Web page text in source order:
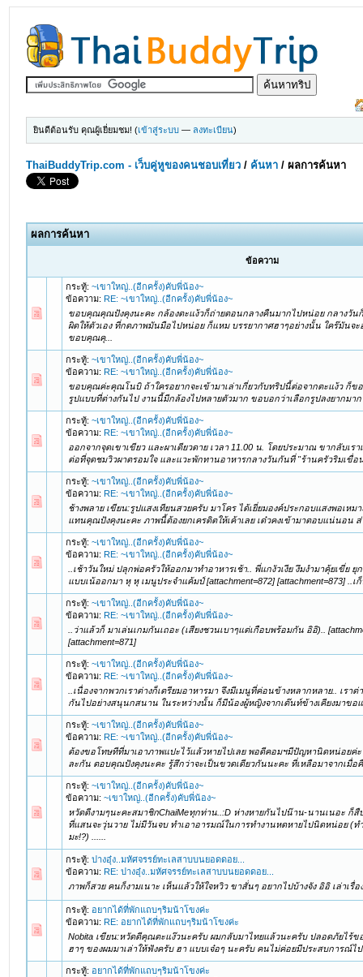
ยินดีต้อนรับ คุณผู้เยี่ยมชม! (เข้าสู่ระบบ — ลงทะเบียน)
ThaiBuddyTrip.com - เว็บคู่หูของคนชอบเที่ยว / ค้นหา /ผลการค้นหา
ผลการค้นหา
ข้อความ
กระทู้:~เขาใหญ่..(อีกครั้ง)คับพี่น้อง~
ข้อความ:RE: ~เขาใหญ่..(อีกครั้ง)คับพี่น้อง~
ขอบคุณคุณปังคุงนะคะ กล้องตะแง้วก็ถ่ายตอนกลางคืนมากไปหน่อย กลางวัน
ผิดให้ตัวเอง ที่กดภาพมันมือไปหน่อย ก็แหม บรรยากาศฮาๆอย่างนั้น ใคร๊มันจะ
ขอบคุณคุ...
กระทู้:~เขาใหญ่..(อีกครั้ง)คับพี่น้อง~
ข้อความ:RE: ~เขาใหญ่..(อีกครั้ง)คับพี่น้อง~
ขอบคุณค่ะคุณโนบิ ถ้าใครอยากจะเข้ามาเล่าเกี่ยวกับทริปนี้ต่อจากตะแง้ว ก็ข
รูปแบบที่ต่างกันไป งานนี้มีกล้องไปหลายตัวมาก ขอบอกว่าเลือกรูปลงยากมาก
กระทู้:~เขาใหญ่..(อีกครั้ง)คับพี่น้อง~
ข้อความ:RE: ~เขาใหญ่..(อีกครั้ง)คับพี่น้อง~
ออกจากจุดเขาเขียว และผาเดียวดาย เวลา 11.00 น. โดยประมาณ ขากลับเรา
ต่อที่จุดชมวิวผาตรอมใจ และแวะพักทานอาหารกลางวันกันที่ "ร้านครัวริมเขื่อ
กระทู้:~เขาใหญ่..(อีกครั้ง)คับพี่น้อง~
ข้อความ:RE: ~เขาใหญ่..(อีกครั้ง)คับพี่น้อง~
ช้างพลาย เขียน:รูปแสงเทียนสวยครับ มาโคร ได้เยี่ยมองค์ประกอบแสงพอเห
แทนคุณปังคุงนะคะ ภาพนี้ต้องยกเครดิตให้เค้าเลย เด๋วคงเข้ามาตอบแน่นอน
กระทู้:~เขาใหญ่..(อีกครั้ง)คับพี่น้อง~
ข้อความ:RE: ~เขาใหญ่..(อีกครั้ง)คับพี่น้อง~
..เช้าวันใหม่ ปลุกพ่อครัวให้ออกมาทำอาหารเช้า.. พี่แกงัวเงีย งึมงำมาคุ้ยเขี่ย
แบบเน้ออกมา หุ หุ เมนูประจำแค้มป์ [attachment=872] [attachment=873] ..เ
กระทู้:~เขาใหญ่..(อีกครั้ง)คับพี่น้อง~
ข้อความ:RE: ~เขาใหญ่..(อีกครั้ง)คับพี่น้อง~
..ว่าแล้วก็ มาเล่นเกมกันเถอะ (เสียงชวนเบาๆแต่เกือบพร้อมกัน อิอิ)..
[attachment=871]
กระทู้:~เขาใหญ่..(อีกครั้ง)คับพี่น้อง~
ข้อความ:RE: ~เขาใหญ่..(อีกครั้ง)คับพี่น้อง~
..เนื่องจากพวกเราต่างก็เตรียมอาหารมา จึงมีเมนูที่ค่อนข้างหลากหลาย.. เร
กันไปอย่างสนุนกสนาน ในระหว่างนั้น ก็มีน้องผู้หญิงจากเต๊นท์ข้างเคียงมาขอ
กระทู้:~เขาใหญ่..(อีกครั้ง)คับพี่น้อง~
ข้อความ:RE: ~เขาใหญ่..(อีกครั้ง)คับพี่น้อง~
ต้องขอโทษทีที่มาเอาภาพแปะไว้แล้วหายไปเลย พอดีคอมฯมีปัญหานิดหน่อยค่ะ
ละกัน ตอบคุณปังคุงนะคะ รู้สึกว่าจะเป็นขวดเดียวกันนะคะ ที่เหลือมาจากเมื่อ
กระทู้:~เขาใหญ่..(อีกครั้ง)คับพี่น้อง~
ข้อความ:~เขาใหญ่..(อีกครั้ง)คับพี่น้อง~
หวัดดีงามๆนะคะสมาชิกChaiMeทุกท่าน..:D ห่างหายกันไปน๊าน-นานเนอะ ก็สื
ที่แสนจะวุ่นวาย ไม่มีวันจบ ทำเอาอารมณ์ในการทำงานหดหายไปนิดหน่อย (
มะ!?) ......
กระทู้:ปางอุ๋ง..มหัศจรรย์ทะเลสาบบนยอดดอย...
ข้อความ:RE: ปางอุ๋ง..มหัศจรรย์ทะเลสาบบนยอดดอย...
ภาพก็สวย คนก็งามเนาะ เห็นแล้วให้ใจหวิว ขาสั่นๆ อยากไปบ้างจัง อิอิ เล่าเรื่
กระทู้: อยากได้ที่พักแถบๆริมน้าโขงค่ะ
ข้อความ:RE: อยากได้ที่พักแถบๆริมน้าโขงค่ะ
Nobita เขียน:หวัดดีคุณตะแง๊วนะครับ ผมกลับมาไทยแล้วนะครับ ปลอดภัยไร้ขอ
ฮาๆ ของผมมาเล่าให้ฟังครับ ฮา แบบเจ๋อๆ นะครับ คนไม่ค่อยมีประสบการณ์ไป
กระทู้: อยากได้ที่พักแถบๆริมน้าโขงค่ะ